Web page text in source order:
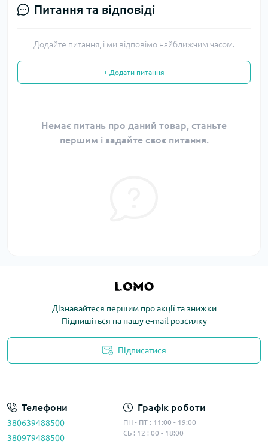
Питання та відповіді
Додайте питання, і ми відповімо найближчим часом.
+ Додати питання
Немає питань про даний товар, станьте
першим і задайте своє питання.
Дізнавайтеся першим про акції та знижки
Підпишіться на нашу e-mail розсилку
Підписатися
Телефони
380639488500
380979488500
Графік роботи
ПН - ПТ : 11:00 - 19:00
СБ : 12 : 00 - 18:00